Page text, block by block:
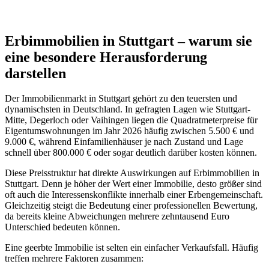
Erbimmobilien in Stuttgart – warum sie
eine besondere Herausforderung
darstellen
Der Immobilienmarkt in Stuttgart gehört zu den teuersten und
dynamischsten in Deutschland. In gefragten Lagen wie Stuttgart-
Mitte, Degerloch oder Vaihingen liegen die Quadratmeterpreise für
Eigentumswohnungen im Jahr 2026 häufig zwischen 5.500 € und
9.000 €, während Einfamilienhäuser je nach Zustand und Lage
schnell über 800.000 € oder sogar deutlich darüber kosten können.
Diese Preisstruktur hat direkte Auswirkungen auf Erbimmobilien in
Stuttgart. Denn je höher der Wert einer Immobilie, desto größer sind
oft auch die Interessenskonflikte innerhalb einer Erbengemeinschaft.
Gleichzeitig steigt die Bedeutung einer professionellen Bewertung,
da bereits kleine Abweichungen mehrere zehntausend Euro
Unterschied bedeuten können.
Eine geerbte Immobilie ist selten ein einfacher Verkaufsfall. Häufig
treffen mehrere Faktoren zusammen: